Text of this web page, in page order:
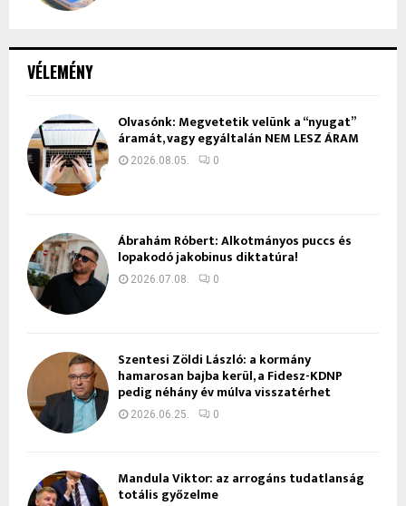
VÉLEMÉNY
Olvasónk: Megvetetik velünk a “nyugat”
áramát, vagy egyáltalán NEM LESZ ÁRAM
2026.08.05. 0
Ábrahám Róbert: Alkotmányos puccs és
lopakodó jakobinus diktatúra!
2026.07.08. 0
Szentesi Zöldi László: a kormány
hamarosan bajba kerül, a Fidesz-KDNP
pedig néhány év múlva visszatérhet
2026.06.25. 0
Mandula Viktor: az arrogáns tudatlanság
totális győzelme